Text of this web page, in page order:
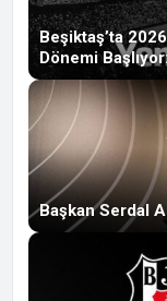
Beşiktaş’ta
Dönemi
Başkan Serdal